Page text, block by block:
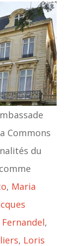
Commons
du
, Maria
Fernandel,
, Loris